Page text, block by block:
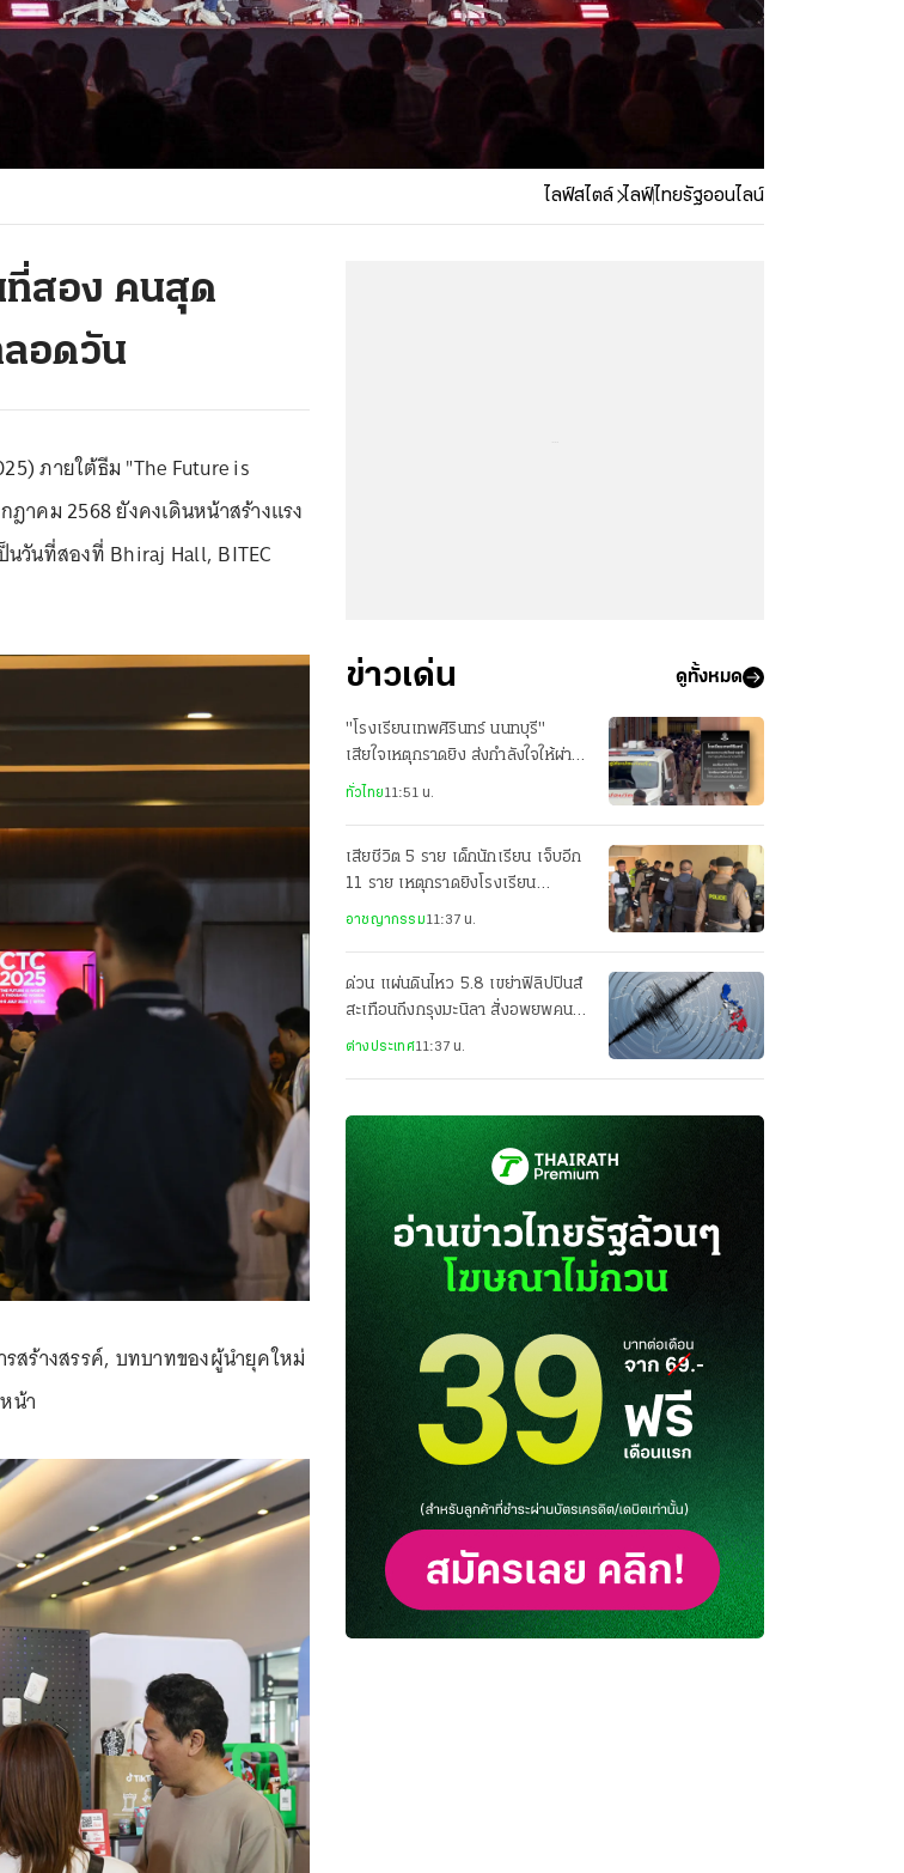
ไลฟ์สไตล์ ไลฟ์ไทยรัฐออนไลน์
ที่สอง คนสุด
อดวัน
ภายใต้ธีม "The Future is
ฎาคม 2568 ยังคงเดินหน้าสร้างแรง
วันที่สองที่ Bhiraj Hall, BITEC
รสร้างสรรค์, บทบาทของผู้นำยุคใหม่
น้า
ข่าวเด่น ดูทั้งหมด
"โรงเรียนเทพศิรินทร์ นนทบุรี"
เสียใจเหตุกราดยิง ส่งกำลังใจให้ผ่าน
ช่วงเวลานี้ไปด้วยกัน
ทั่วไทย11:51 น.
เสียชีวิต 5 ราย เด็กนักเรียน เจ็บอีก
11 ราย เหตุกราดยิงโรงเรียน
อาชญากรรม11:37 น.
ด่วน แผ่นดินไหว 5.8 เขย่าฟิลิปปินส์
สะเทือนถึงกรุงมะนิลา สั่งอพยพคนใน
อาคารราชการ
ต่างประเทศ11:37 น.